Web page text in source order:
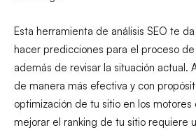
Esta herramienta de análisis SEO te
hacer predicciones para el proceso
además de revisar la situación actual.
de manera más efectiva y con
optimización de tu sitio en los
mejorar el ranking de tu sitio requiere